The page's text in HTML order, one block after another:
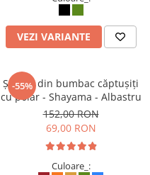
VEZI VARIANTE
-55%
Șalvari din bumbac căptușiți
cu polar - Shayama - Albastru
152,00 RON
69,00 RON
Culoare_: